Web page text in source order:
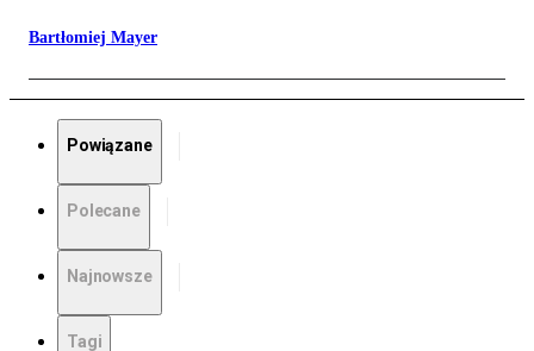
Bartłomiej Mayer
Powiązane
Polecane
Najnowsze
Tagi